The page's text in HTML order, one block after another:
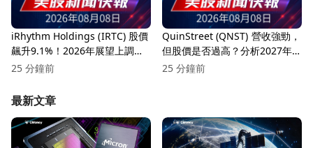
iRhythm Holdings (IRTC) 股價
飆升9.1%！2026年展望上調及
法律和解進展引發投資者關注
25 分鐘前
QuinStreet (QNST) 營收強勁，
但股價是否過高？分析2027年
指引
25 分鐘前
最新文章